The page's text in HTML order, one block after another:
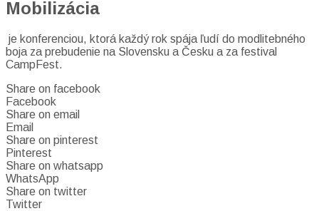
Mobilizácia
je konferenciou, ktorá každý rok spája ľudí do modlitebného
boja za prebudenie na Slovensku a Česku a za festival
CampFest.
Share on facebook
Facebook
Share on email
Email
Share on pinterest
Pinterest
Share on whatsapp
WhatsApp
Share on twitter
Twitter